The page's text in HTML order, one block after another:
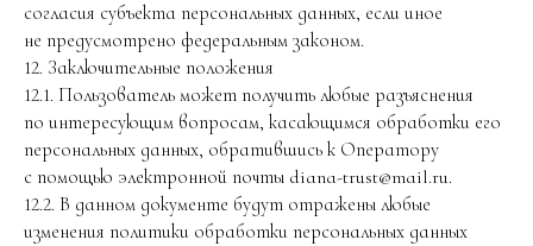
согласия субъекта персональных данных, если иное
не предусмотрено федеральным законом.
12. Заключительные положения
12.1. Пользователь может получить любые разъяснения
по интересующим вопросам, касающимся обработки его
персональных данных, обратившись к Оператору
с помощью электронной почты diana-trust@mail.ru.
12.2. В данном документе будут отражены любые
изменения политики обработки персональных данных